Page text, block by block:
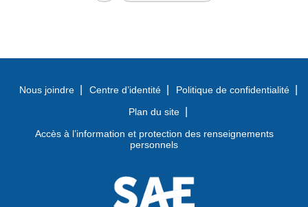
Nous joindre Centre d’identité
Politique de confidentialité
Plan du site
Accès à l’information et protection des renseignements
personnels